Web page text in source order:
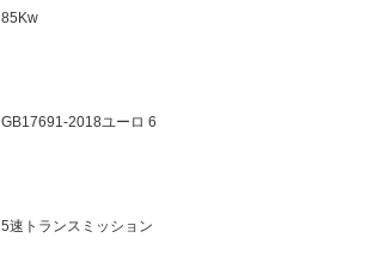
85Kw
GB17691-2018ユーロ 6
5速トランスミッション